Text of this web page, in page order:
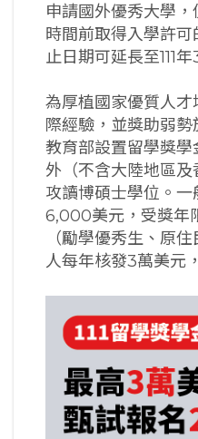
申請國外優秀大學
時間前取得入學許
止日期可延長至111年
為厚植國家優質人
際經驗，並獎助弱勢
教育部設置留學獎
外（不含大陸地區
攻讀博碩士學位。一
6,000美元，受獎年
（勵學優秀生、原
人每年核發3萬美元